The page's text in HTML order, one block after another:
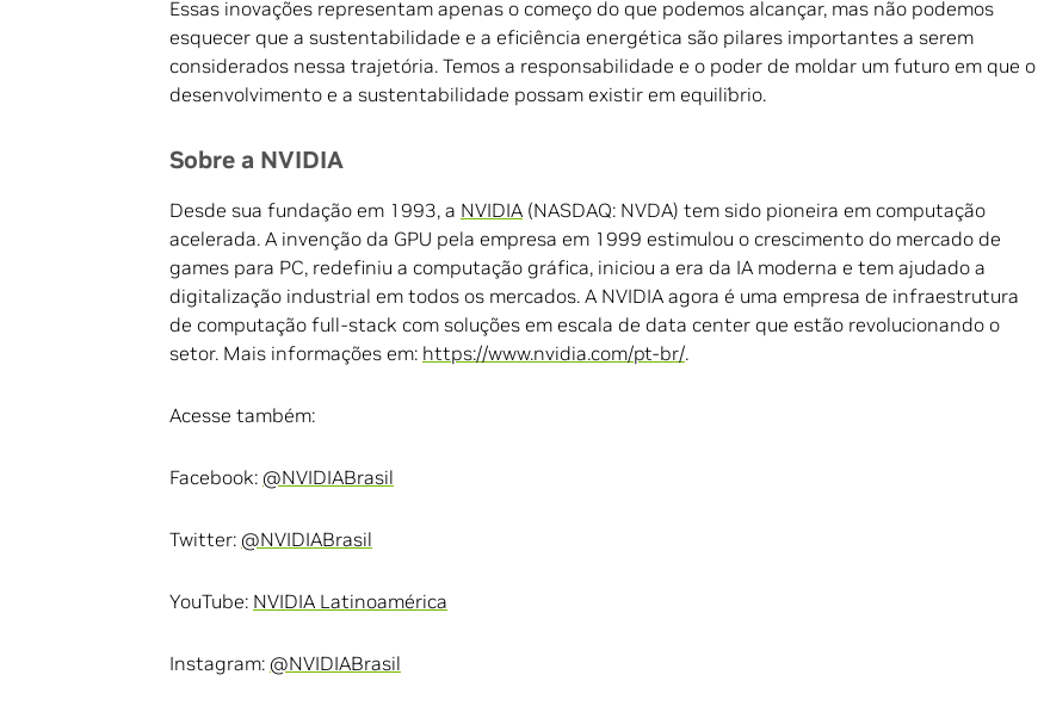
Essas inovações representam apenas o começo do que podemos alcançar, mas não podemos
esquecer que a sustentabilidade e a eficiência energética são pilares importantes a serem
considerados nessa trajetória. Temos a responsabilidade e o poder de moldar um futuro em que o
desenvolvimento e a sustentabilidade possam existir em equilíbrio.
Sobre a NVIDIA
Desde sua fundação em 1993, a NVIDIA (NASDAQ: NVDA) tem sido pioneira em computação
acelerada. A invenção da GPU pela empresa em 1999 estimulou o crescimento do mercado de
games para PC, redefiniu a computação gráfica, iniciou a era da IA moderna e tem ajudado a
digitalização industrial em todos os mercados. A NVIDIA agora é uma empresa de infraestrutura
de computação full-stack com soluções em escala de data center que estão revolucionando o
setor. Mais informações em: https://www.nvidia.com/pt-br/.
Acesse também:
Facebook: @NVIDIABrasil
Twitter: @NVIDIABrasil
YouTube: NVIDIA Latinoamérica
Instagram: @NVIDIABrasil